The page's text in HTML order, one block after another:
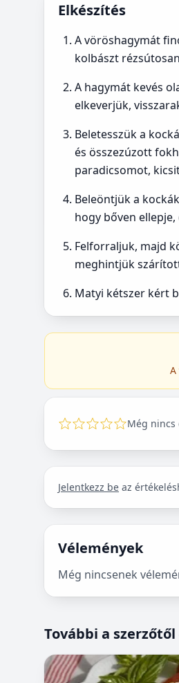
Elkészítés
A vöröshagymát
kolbászt
A hagymát kevés
elkeverjük,
Beletesszük a
és összezúzott
paradicsomot,
Beleöntjük a
hogy bőven
Felforraljuk, majd
meghintjük
Matyi kétszer kért
Még nincs
Jelentkezz be az
Vélemények
Még nincsenek
További a szerzőtől